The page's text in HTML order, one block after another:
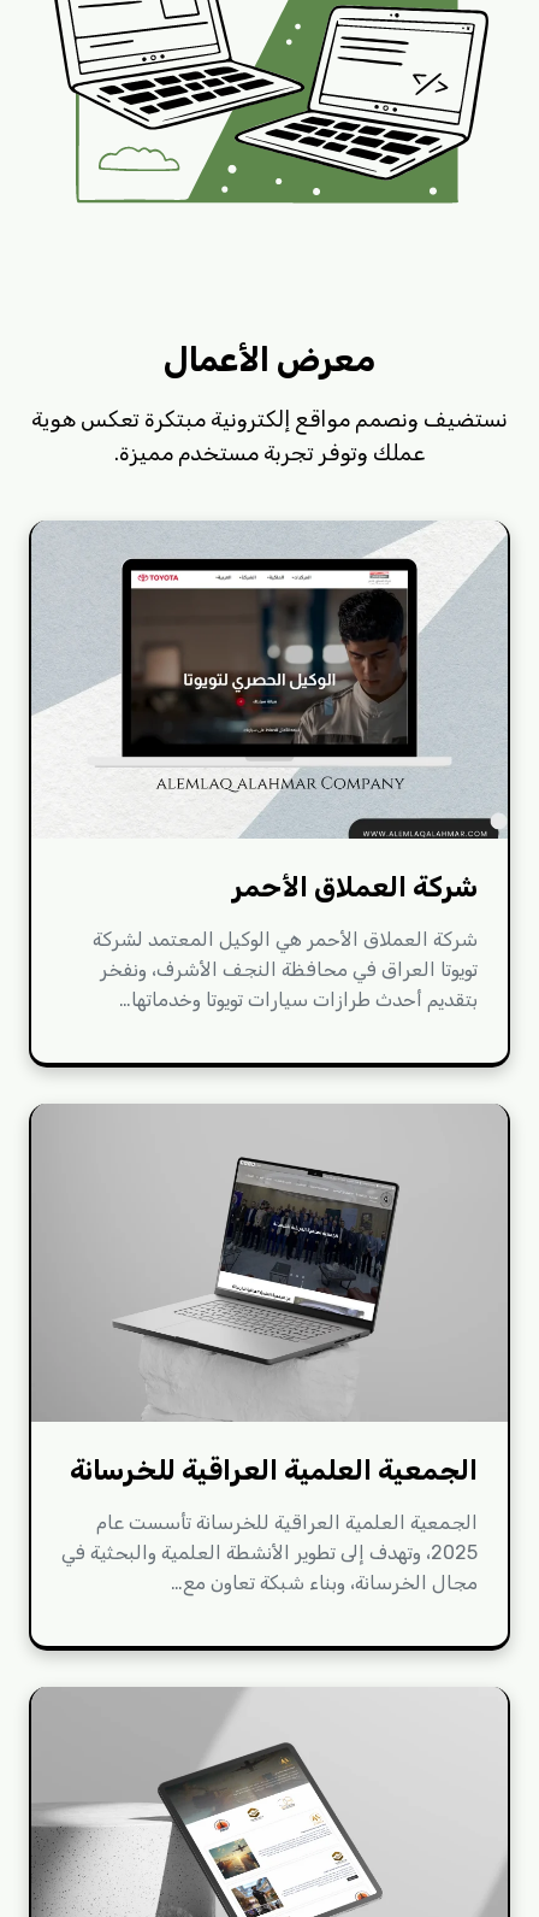
معرض الأعمال
نستضيف ونصمم مواقع إلكترونية مبتكرة تعكس هوية
عملك وتوفر تجربة مستخدم مميزة.
شركة العملاق الأحمر
شركة العملاق الأحمر هي الوكيل المعتمد لشركة
تويوتا العراق في محافظة النجف الأشرف، ونفخر
بتقديم أحدث طرازات سيارات تويوتا وخدماتها…
الجمعية العلمية العراقية للخرسانة
الجمعية العلمية العراقية للخرسانة تأسست عام
2025، وتهدف إلى تطوير الأنشطة العلمية والبحثية في
مجال الخرسانة، وبناء شبكة تعاون مع…